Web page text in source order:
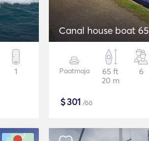
1
Canal house boat 65
Paatmaja
65 ft
20 m
6
$301 /öö